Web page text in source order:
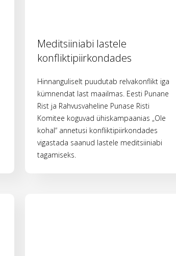
Meditsiiniabi lastele
konfliktipiirkondades
Hinnanguliselt puudutab relvakonflikt iga
kümnendat last maailmas. Eesti Punane
Rist ja Rahvusvaheline Punase Risti
Komitee koguvad ühiskampaanias „Ole
kohal“ annetusi konfliktipiirkondades
vigastada saanud lastele meditsiiniabi
tagamiseks.